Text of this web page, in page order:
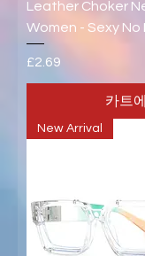
Leather Choker
Women - Sexy No
가격
£2.69
카트
New Arrival